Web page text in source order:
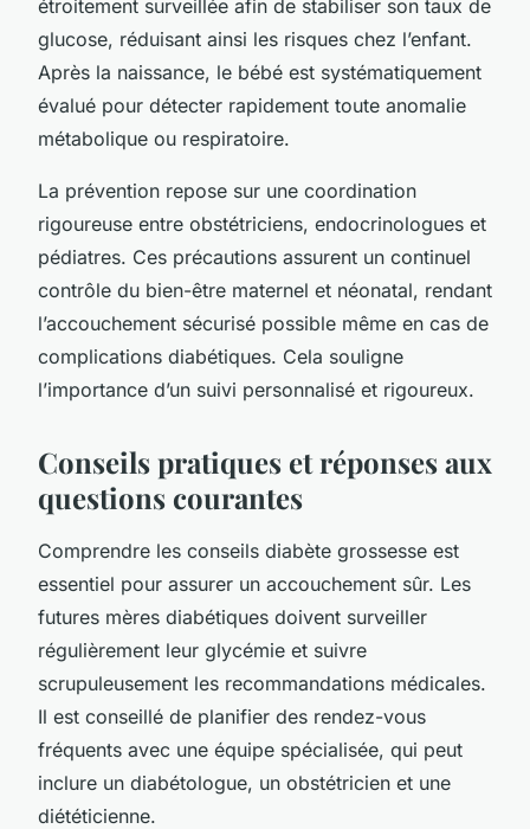
étroitement surveillée afin de stabiliser son taux de
glucose, réduisant ainsi les risques chez l’enfant.
Après la naissance, le bébé est systématiquement
évalué pour détecter rapidement toute anomalie
métabolique ou respiratoire.
La prévention repose sur une coordination
rigoureuse entre obstétriciens, endocrinologues et
pédiatres. Ces précautions assurent un continuel
contrôle du bien-être maternel et néonatal, rendant
l’accouchement sécurisé possible même en cas de
complications diabétiques. Cela souligne
l’importance d’un suivi personnalisé et rigoureux.
Conseils pratiques et réponses aux
questions courantes
Comprendre les conseils diabète grossesse est
essentiel pour assurer un accouchement sûr. Les
futures mères diabétiques doivent surveiller
régulièrement leur glycémie et suivre
scrupuleusement les recommandations médicales.
Il est conseillé de planifier des rendez-vous
fréquents avec une équipe spécialisée, qui peut
inclure un diabétologue, un obstétricien et une
diététicienne.